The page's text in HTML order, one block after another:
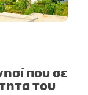
που σε
του